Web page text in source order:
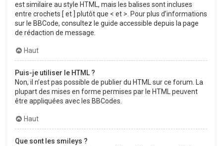
est similaire au style HTML, mais les balises sont incluses
entre crochets [ et ] plutôt que < et >. Pour plus d’informations
sur le BBCode, consultez le guide accessible depuis la page
de rédaction de message.
Haut
Puis-je utiliser le HTML ?
Non, il n’est pas possible de publier du HTML sur ce forum. La
plupart des mises en forme permises par le HTML peuvent
être appliquées avec les BBCodes.
Haut
Que sont les smileys ?